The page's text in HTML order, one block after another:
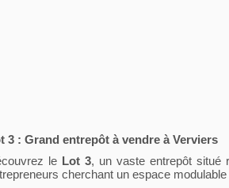
3 : Grand entrepôt à vendre à Verviers
le Lot 3, un vaste entrepôt situé
cherchant un espace